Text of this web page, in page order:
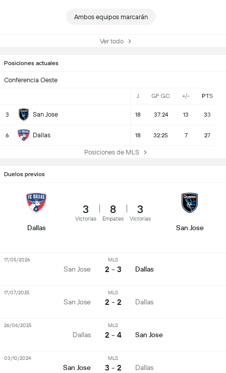
Ambos equipos marcarán
Ver todo
Posiciones actuales
Conferencia Oeste
J GF:GC +/- PTS
3 San Jose 18 37:24 13 33
6 Dallas 18 32:25 7 27
Posiciones de MLS
Duelos previos
Dallas
3
Victorias
8
Empates
3
Victorias
San Jose
San Jose
MLS
2 - 3 Dallas
17/05/2026
San Jose
MLS
2 - 2 Dallas
17/07/2025
Dallas
MLS
2 - 4 San Jose
26/06/2025
San Jose
MLS
3 - 2 Dallas
03/10/2024